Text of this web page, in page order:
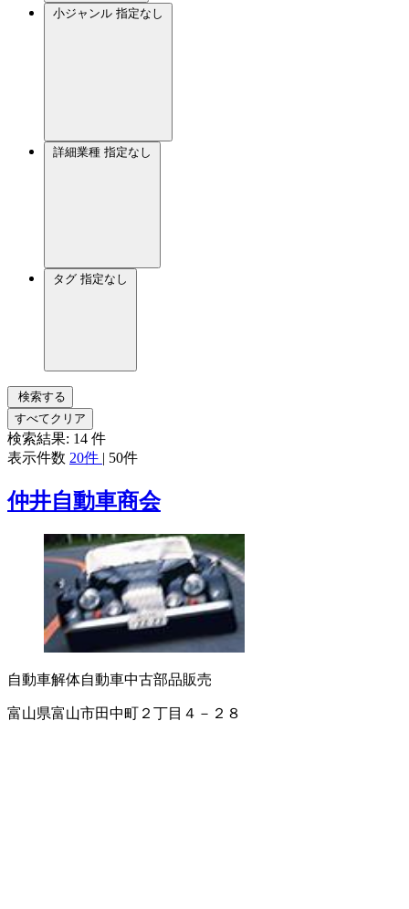
小ジャンル 指定なし
詳細業種 指定なし
タグ 指定なし
検索する
すべてクリア
検索結果: 14 件
表示件数 20件 | 50件
仲井自動車商会
自動車解体自動車中古部品販売
富山県富山市田中町２丁目４－２８